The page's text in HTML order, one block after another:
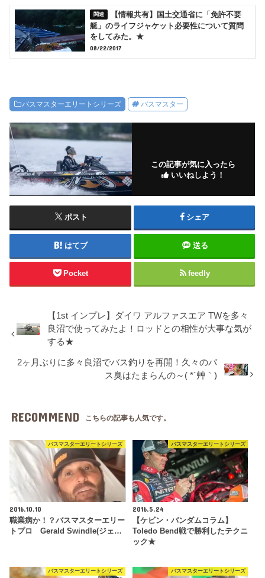
【情報共有】国土交通省に「免許不要
艇」のライフジャケット必要性について質問
をしてみた。★
08/22/2017
バスマスターエリートシリーズ バスマスター
この記事が気に入ったら
いいねしよう！
ポスト シェア
はてブ 送る
Pocket feedly
【1st インプレ】ダイワ アルファスエア TWを多々
良沼で使ってみたよ！ロッドとの相性が大事な気が
する★
2ヶ月ぶりに多々良沼でバス釣りを再開！久々のバ
ス臭はたまらんの～( *´艸｀)
RECOMMEND こちらの記事も人気です。
バスマスターエリートシリーズ
2016.10.10
職業病か！？バスマスターエリー
トプロ Gerald Swindle(ジェ…
バスマスターエリートシリーズ
2016.5.24
【ケビン・バンダムコラム】
Toledo Bend戦で勝利したテクニ
ック★
バスマスターエリートシリーズ バスマスターエリートシリーズ